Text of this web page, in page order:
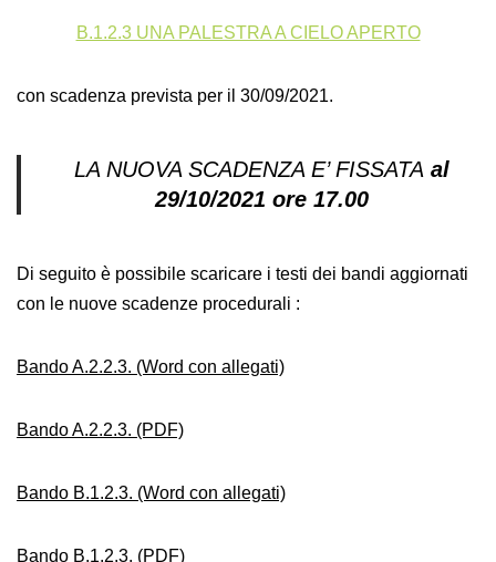
B.1.2.3 UNA PALESTRA A CIELO APERTO
con scadenza prevista per il 30/09/2021.
LA NUOVA SCADENZA E’ FISSATA al
29/10/2021 ore 17.00
Di seguito è possibile scaricare i testi dei bandi aggiornati
con le nuove scadenze procedurali :
Bando A.2.2.3. (Word con allegati)
Bando A.2.2.3. (PDF)
Bando B.1.2.3. (Word con allegati)
Bando B.1.2.3. (PDF)